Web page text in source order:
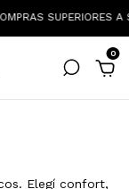
SUPERIORES A
0
Elegí confort,